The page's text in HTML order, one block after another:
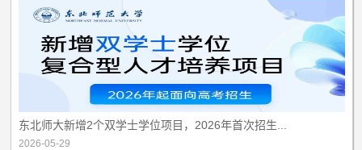
东北师大新增2个双学士学位项目，2026年首次招生...
2026-05-29